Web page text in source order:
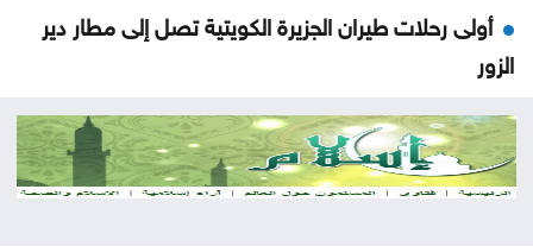
أولى رحلات طيران الجزيرة الكويتية تصل إلى مطار دير
الزور
الأمانة تبدأ الأحد أعمال تعبيد في منطقة زهران
ضبط اعتداءات جديدة على المياه في منطقة بيرين